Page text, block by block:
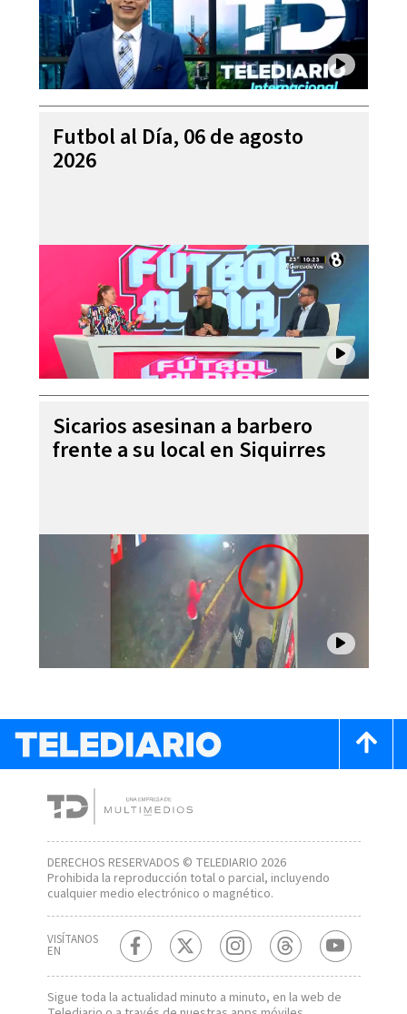
Futbol al Día, 06 de agosto
2026
Sicarios asesinan a barbero
frente a su local en Siquirres
DERECHOS RESERVADOS © TELEDIARIO 2026
Prohibida la reproducción total o parcial, incluyendo
cualquier medio electrónico o magnético.
VISÍTANOS
EN
Sigue toda la actualidad minuto a minuto, en la web de